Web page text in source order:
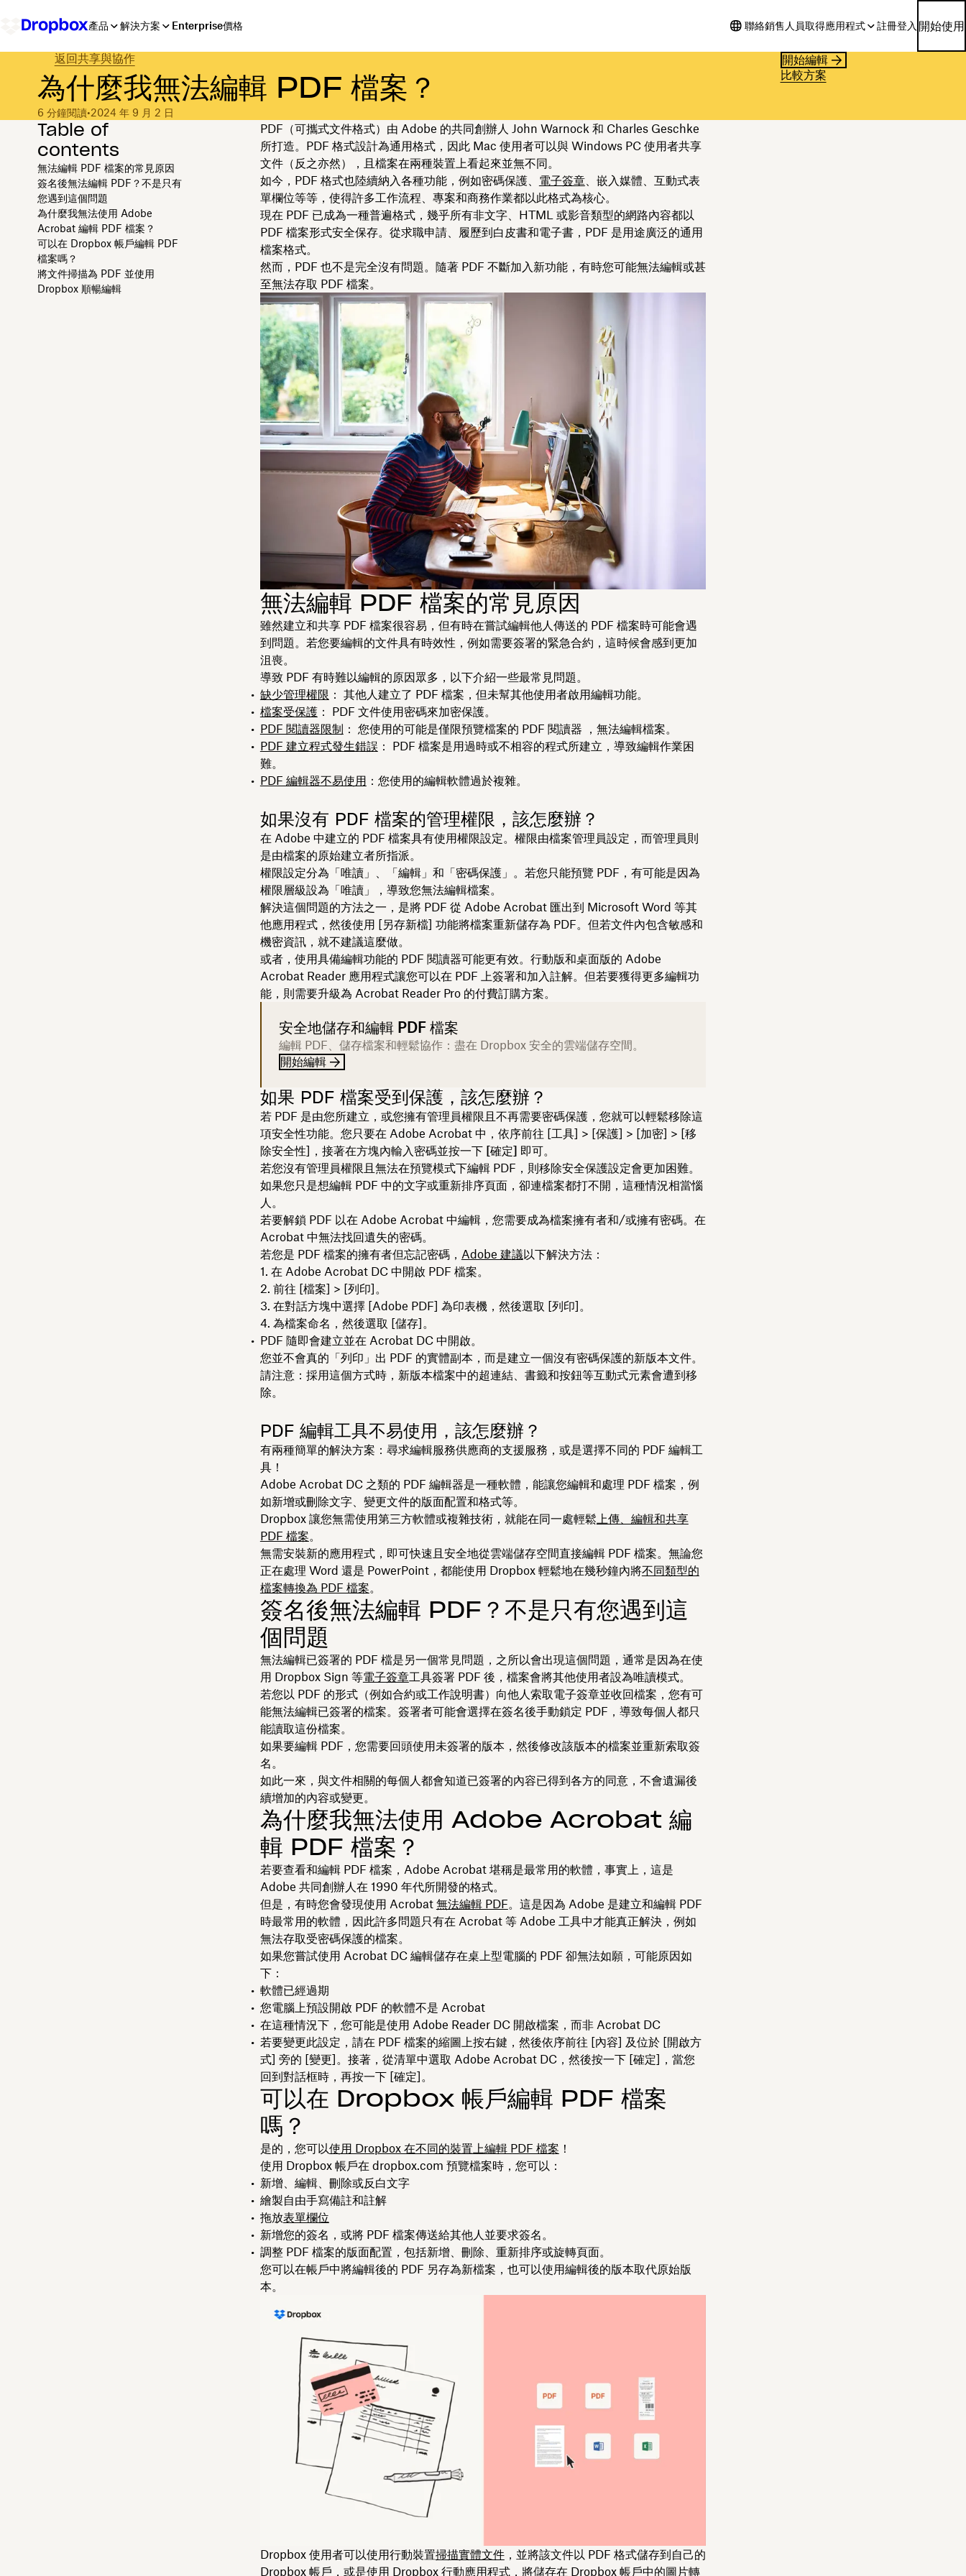
產品 解決方案 Enterprise價格 聯絡銷售人員取得應用程式 註冊登入 開始使用
返回共享與協作
為什麼我無法編輯 PDF 檔案？
6 分鐘閱讀•2024 年 9 月 2 日
開始編輯
比較方案
Table of
contents
無法編輯 PDF 檔案的常見原因
簽名後無法編輯 PDF？不是只有
您遇到這個問題
為什麼我無法使用 Adobe
Acrobat 編輯 PDF 檔案？
可以在 Dropbox 帳戶編輯 PDF
檔案嗎？
將文件掃描為 PDF 並使用
Dropbox 順暢編輯
PDF（可攜式文件格式）由 Adobe 的共同創辦人 John Warnock 和 Charles Geschke
所打造。PDF 格式設計為通用格式，因此 Mac 使用者可以與 Windows PC 使用者共享
文件（反之亦然），且檔案在兩種裝置上看起來並無不同。
如今，PDF 格式也陸續納入各種功能，例如密碼保護、 電子簽章、嵌入媒體、互動式表
單欄位等等，使得許多工作流程、專案和商務作業都以此格式為核心。
現在 PDF 已成為一種普遍格式，幾乎所有非文字、HTML 或影音類型的網路內容都以
PDF 檔案形式安全保存。從求職申請、履歷到白皮書和電子書，PDF 是用途廣泛的通用
檔案格式。
然而，PDF 也不是完全沒有問題。隨著 PDF 不斷加入新功能，有時您可能無法編輯或甚
至無法存取 PDF 檔案。
無法編輯 PDF 檔案的常見原因
雖然建立和共享 PDF 檔案很容易，但有時在嘗試編輯他人傳送的 PDF 檔案時可能會遇
到問題。若您要編輯的文件具有時效性，例如需要簽署的緊急合約，這時候會感到更加
沮喪。
導致 PDF 有時難以編輯的原因眾多，以下介紹一些最常見問題。
缺少管理權限 ： 其他人建立了 PDF 檔案，但未幫其他使用者啟用編輯功能。
檔案受保護： PDF 文件使用密碼來加密保護。
PDF 閱讀器限制 ： 您使用的可能是僅限預覽檔案的 PDF 閱讀器 ，無法編輯檔案。
PDF 建立程式發生錯誤 ： PDF 檔案是用過時或不相容的程式所建立，導致編輯作業困
難。
PDF 編輯器不易使用 ：您使用的編輯軟體過於複雜。
如果沒有 PDF 檔案的管理權限，該怎麼辦？
在 Adobe 中建立的 PDF 檔案具有使用權限設定。權限由檔案管理員設定，而管理員則
是由檔案的原始建立者所指派。
權限設定分為「唯讀」、「編輯」和「密碼保護」。若您只能預覽 PDF，有可能是因為
權限層級設為「唯讀」，導致您無法編輯檔案。
解決這個問題的方法之一，是將 PDF 從 Adobe Acrobat 匯出到 Microsoft Word 等其
他應用程式，然後使用 [另存新檔] 功能將檔案重新儲存為 PDF。但若文件內包含敏感和
機密資訊，就不建議這麼做。
或者，使用具備編輯功能的 PDF 閱讀器可能更有效。行動版和桌面版的 Adobe
Acrobat Reader 應用程式讓您可以在 PDF 上簽署和加入註解。但若要獲得更多編輯功
能，則需要升級為 Acrobat Reader Pro 的付費訂購方案。
安全地儲存和編輯 PDF 檔案
編輯 PDF、儲存檔案和輕鬆協作：盡在 Dropbox 安全的雲端儲存空間。
開始編輯
如果 PDF 檔案受到保護，該怎麼辦？
若 PDF 是由您所建立，或您擁有管理員權限且不再需要密碼保護，您就可以輕鬆移除這
項安全性功能。您只要在 Adobe Acrobat 中，依序前往 [工具] > [保護] > [加密] > [移
除安全性]， 接著在方塊內輸入密碼並按一下 [確定] 即可。
若您沒有管理員權限且無法在預覽模式下編輯 PDF，則移除安全保護設定會更加困難。
如果您只是想編輯 PDF 中的文字或重新排序頁面，卻連檔案都打不開，這種情況相當惱
人。
若要解鎖 PDF 以在 Adobe Acrobat 中編輯，您需要成為檔案擁有者和/或擁有密碼。在
Acrobat 中無法找回遺失的密碼。
若您是 PDF 檔案的擁有者但忘記密碼， Adobe 建議以下解決方法：
1. 在 Adobe Acrobat DC 中開啟 PDF 檔案。
2. 前往 [檔案] > [列印]。
3. 在對話方塊中選擇 [Adobe PDF] 為印表機，然後選取 [列印]。
4. 為檔案命名，然後選取 [儲存]。
PDF 隨即會建立並在 Acrobat DC 中開啟。
您並不會真的「列印」出 PDF 的實體副本，而是建立一個沒有密碼保護的新版本文件。
請注意： 採用這個方式時，新版本檔案中的超連結、書籤和按鈕等互動式元素會遭到移
除。
PDF 編輯工具不易使用，該怎麼辦？
有兩種簡單的解決方案：尋求編輯服務供應商的支援服務，或是選擇不同的 PDF 編輯工
具！
Adobe Acrobat DC 之類的 PDF 編輯器是一種軟體，能讓您編輯和處理 PDF 檔案，例
如新增或刪除文字、變更文件的版面配置和格式等。
Dropbox 讓您無需使用第三方軟體或複雜技術，就能在同一處輕鬆上傳、編輯和共享
PDF 檔案。
無需安裝新的應用程式，即可快速且安全地從雲端儲存空間直接編輯 PDF 檔案。無論您
正在處理 Word 還是 PowerPoint，都能使用 Dropbox 輕鬆地在幾秒鐘內將不同類型的
檔案轉換為 PDF 檔案。
簽名後無法編輯 PDF？不是只有您遇到這
個問題
無法編輯已簽署的 PDF 檔是另一個常見問題，之所以會出現這個問題，通常是因為在使
用 Dropbox Sign 等電子簽章工具簽署 PDF 後，檔案會將其他使用者設為唯讀模式。
若您以 PDF 的形式（例如合約或工作說明書）向他人索取電子簽章並收回檔案，您有可
能無法編輯已簽署的檔案。簽署者可能會選擇在簽名後手動鎖定 PDF，導致每個人都只
能讀取這份檔案。
如果要編輯 PDF，您需要回頭使用未簽署的版本，然後修改該版本的檔案並重新索取簽
名。
如此一來，與文件相關的每個人都會知道已簽署的內容已得到各方的同意，不會遺漏後
續增加的內容或變更。
為什麼我無法使用 Adobe Acrobat 編
輯 PDF 檔案？
若要查看和編輯 PDF 檔案，Adobe Acrobat 堪稱是最常用的軟體，事實上，這是
Adobe 共同創辦人在 1990 年代所開發的格式。
但是，有時您會發現使用 Acrobat 無法編輯 PDF。這是因為 Adobe 是建立和編輯 PDF
時最常用的軟體，因此許多問題只有在 Acrobat 等 Adobe 工具中才能真正解決，例如
無法存取受密碼保護的檔案。
如果您嘗試使用 Acrobat DC 編輯儲存在桌上型電腦的 PDF 卻無法如願，可能原因如
下：
軟體已經過期
您電腦上預設開啟 PDF 的軟體不是 Acrobat
在這種情況下，您可能是使用 Adobe Reader DC 開啟檔案，而非 Acrobat DC
若要變更此設定，請在 PDF 檔案的縮圖上按右鍵，然後依序前往 [內容] 及位於 [開啟方
式] 旁的 [變更] 。接著，從清單中選取 Adobe Acrobat DC，然後按一下 [確定] ，當您
回到對話框時，再按一下 [確定] 。
可以在 Dropbox 帳戶編輯 PDF 檔案
嗎？
是的，您可以使用 Dropbox 在不同的裝置上編輯 PDF 檔案 ！
使用 Dropbox 帳戶在 dropbox.com 預覽檔案時，您可以：
新增、編輯、刪除或反白文字
繪製自由手寫備註和註解
拖放表單欄位
新增您的簽名，或將 PDF 檔案傳送給其他人並要求簽名。
調整 PDF 檔案的版面配置，包括新增、刪除、重新排序或旋轉頁面。
您可以在帳戶中將編輯後的 PDF 另存為新檔案，也可以使用編輯後的版本取代原始版
本。
Dropbox 使用者可以使用行動裝置掃描實體文件，並將該文件以 PDF 格式儲存到自己的
Dropbox 帳戶，或是使用 Dropbox 行動應用程式，將儲存在 Dropbox 帳戶中的圖片轉